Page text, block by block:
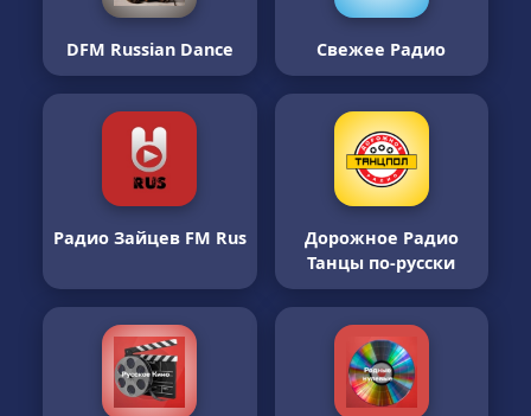
DFM Russian Dance Свежее Радио
Радио Зайцев FM Rus
Дорожное Радио
Танцы по-русски